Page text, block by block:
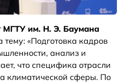
МГТУ им. Н. Э. Баумана
«Подготовка кадров
анализ и
что специфика отрасли
климатической сферы. По